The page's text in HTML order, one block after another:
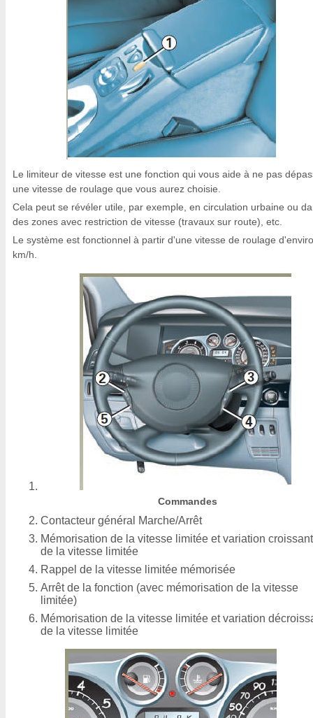
Le limiteur de vitesse est une fonction qui vous aide à ne pas
une vitesse de roulage que vous aurez choisie.
Cela peut se révéler utile, par exemple, en circulation urbaine ou
des zones avec restriction de vitesse (travaux sur route), etc.
Le système est fonctionnel à partir d'une vitesse de roulage
km/h.
Commandes
Contacteur général Marche/Arrêt
Mémorisation de la vitesse limitée et variation
de la vitesse limitée
Rappel de la vitesse limitée mémorisée
Arrêt de la fonction (avec mémorisation de la vitesse
limitée)
Mémorisation de la vitesse limitée et variation
de la vitesse limitée